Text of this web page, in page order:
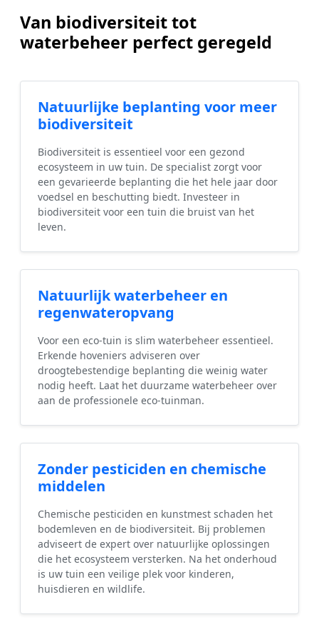
Van biodiversiteit tot
waterbeheer perfect geregeld
Natuurlijke beplanting voor meer
biodiversiteit
Biodiversiteit is essentieel voor een gezond
ecosysteem in uw tuin. De specialist zorgt voor
een gevarieerde beplanting die het hele jaar door
voedsel en beschutting biedt. Investeer in
biodiversiteit voor een tuin die bruist van het
leven.
Natuurlijk waterbeheer en
regenwateropvang
Voor een eco-tuin is slim waterbeheer essentieel.
Erkende hoveniers adviseren over
droogtebestendige beplanting die weinig water
nodig heeft. Laat het duurzame waterbeheer over
aan de professionele eco-tuinman.
Zonder pesticiden en chemische
middelen
Chemische pesticiden en kunstmest schaden het
bodemleven en de biodiversiteit. Bij problemen
adviseert de expert over natuurlijke oplossingen
die het ecosysteem versterken. Na het onderhoud
is uw tuin een veilige plek voor kinderen,
huisdieren en wildlife.